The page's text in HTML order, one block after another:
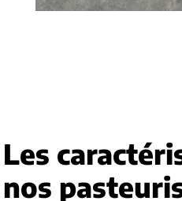
Les
nos